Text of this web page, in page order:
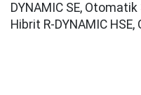
DYNAMIC SE,
Hibrit R-DYNAMIC